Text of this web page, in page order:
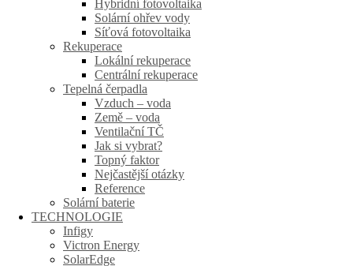
Hybridní fotovoltaika
Solární ohřev vody
Síťová fotovoltaika
Rekuperace
Lokální rekuperace
Centrální rekuperace
Tepelná čerpadla
Vzduch – voda
Země – voda
Ventilační TČ
Jak si vybrat?
Topný faktor
Nejčastější otázky
Reference
Solární baterie
TECHNOLOGIE
Infigy
Victron Energy
SolarEdge